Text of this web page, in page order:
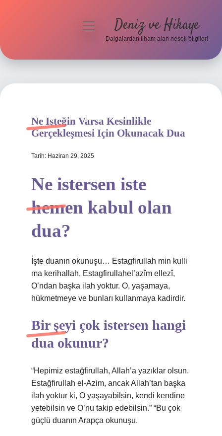
Hakkımızda
menüyü
Deniz ve Hikaye
Dalgalardan ilham alan neşeli bilgiler!
Ne Isteğin Varsa Kesinlikle
Gerçekleşmesi Için Okunacak Dua
Tarih: Haziran 29, 2025
Ne istersen iste
hemen kabul olan
dua?
İşte duanın okunuşu… Estagfirullah min kulli
ma kerihallah, Estagfirullahel’azîm ellezî,
O’ndan başka ilah yoktur. O, yaşamaya,
hükmetmeye ve bunları kullanmaya kadirdir.
Bir şeyi çok istersen hangi
dua okunur?
“Hepimiz estağfirullah, Allah’a yazıklar olsun.
Estağfirullah el-Azim, ancak Allah’tan başka
ilah yoktur ki, O yaşayabilsin, kendi kendine
yetebilsin ve O’nu takip edebilsin.” “Bu çok
güçlü duanın Arapça okunuşu.